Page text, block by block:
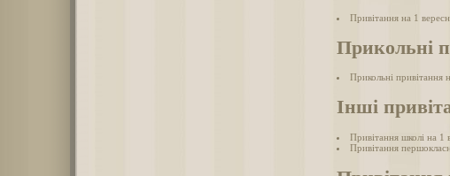
Привітання на 1
Прикольні
Прикольні привітання
Інші
Привітання школі на 1
Привітання